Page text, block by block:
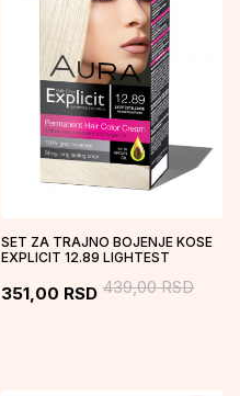
SET ZA TRAJNO BOJENJE KOSE
EXPLICIT 12.89 LIGHTEST
351,00 RSD 439,00RSD